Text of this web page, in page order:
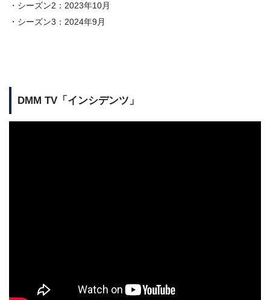
・シーズン2：2023年10月
・シーズン3：2024年9月
DMM TV「インシデンツ」